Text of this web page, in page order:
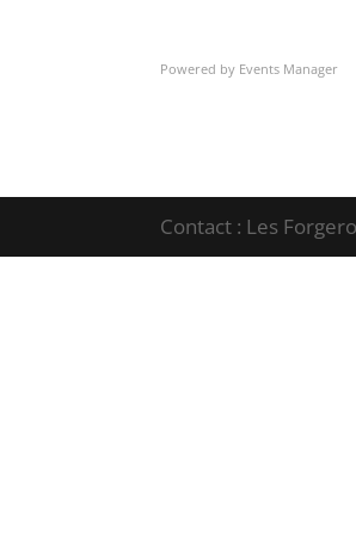
Powered by Events Manager
Contact : Les